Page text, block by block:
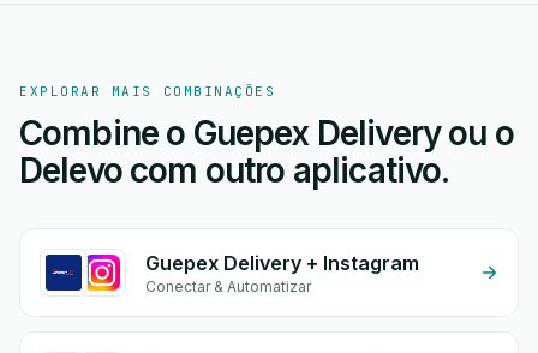
EXPLORAR MAIS COMBINAÇÕES
Combine o Guepex Delivery ou o
Delevo com outro aplicativo.
Guepex Delivery + Instagram
Conectar & Automatizar